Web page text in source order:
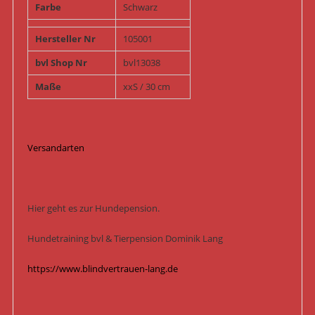
Farbe
Schwarz
Hersteller Nr
105001
bvl Shop Nr
bvl13038
Maße
xxS / 30 cm
Versandarten
Hier geht es zur Hundepension.
Hundetraining bvl & Tierpension Dominik Lang
https://www.blindvertrauen-lang.de